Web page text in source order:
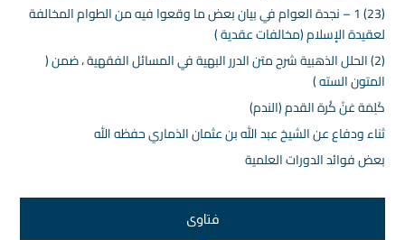
(23) 1 – نجدة العوام في بيان بعض ما وقعوا فيه من الطوام المخالفة
لعقيدة الإسلام (مخالفات عقدية )
(2) الحلل الذهبية شرح متن الدرر البهية في المسائل الفقهية ، ضمن (
المتون السته )
كَلِمَة عَنْ كُرة القدم (الندم)
ثناء ودفاع عن الشيخ عبد الله بن عثمان الذماري حفظه الله
بعض فوائد الدورات العلمية
فتاوى